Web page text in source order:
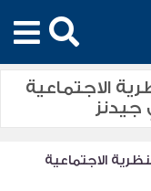
الاجتماعية
الاجتماعية